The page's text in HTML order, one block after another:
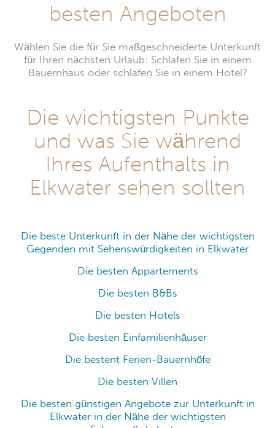
besten Angeboten
Wählen Sie die für Sie maßgeschneiderte Unterkunft
für Ihren nächsten Urlaub: Schlafen Sie in einem
Bauernhaus oder schlafen Sie in einem Hotel?
Die wichtigsten Punkte
und was Sie während
Ihres Aufenthalts in
Elkwater sehen sollten
Die beste Unterkunft in der Nähe der wichtigsten
Gegenden mit Sehenswürdigkeiten in Elkwater
Die besten Appartements
Die besten B&Bs
Die besten Hotels
Die besten Einfamilienhäuser
Die bestent Ferien-Bauernhöfe
Die besten Villen
Die besten günstigen Angebote zur Unterkunft in
Elkwater in der Nähe der wichtigsten